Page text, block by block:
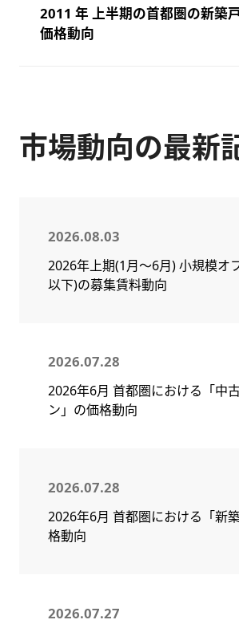
2011 年 上半期の首都圏の新築
価格動向
市場動向の最新
2026.08.03
2026年上期(1月～6月) 小規模オ
以下)の募集賃料動向
2026.07.28
2026年6月 首都圏における「中
ン」の価格動向
2026.07.28
2026年6月 首都圏における「新
格動向
2026.07.27